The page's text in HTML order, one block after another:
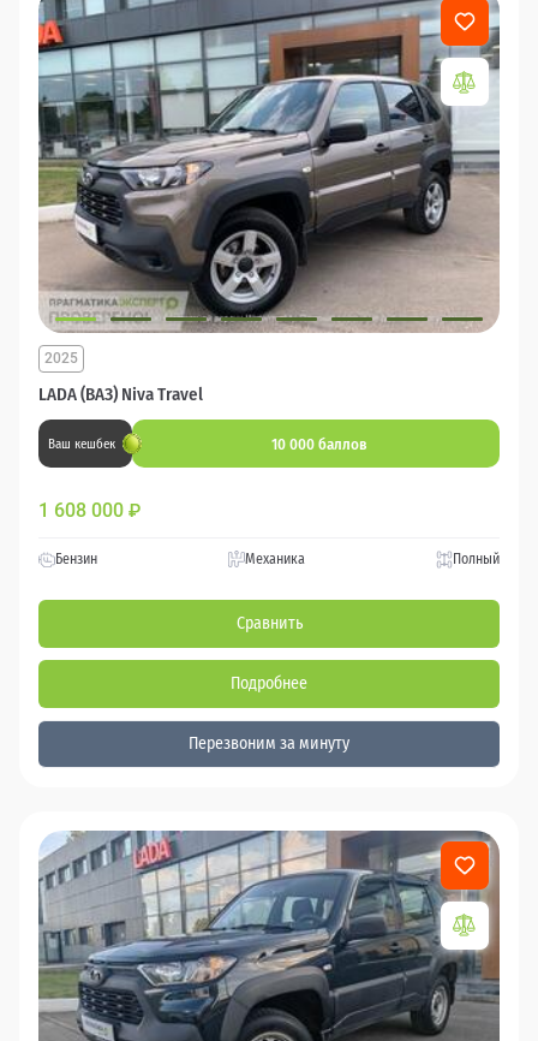
LADA (ВАЗ) Niva Travel
2025
Ваш кешбек 10 000 баллов
1 608 000 ₽
Бензин Механика Полный
Сравнить
Подробнее
Перезвоним за минуту